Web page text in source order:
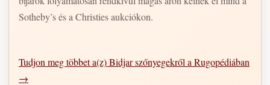
Sotheby’s és a Christies aukciókon.
Tudjon meg többet a(z) Bidjar szőnyegekről a Rugopédiában
→